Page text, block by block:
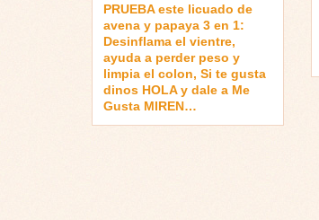
PRUEBA este licuado de
avena y papaya 3 en 1:
Desinflama el vientre,
ayuda a perder peso y
limpia el colon, Si te gusta
dinos HOLA y dale a Me
Gusta MIREN…